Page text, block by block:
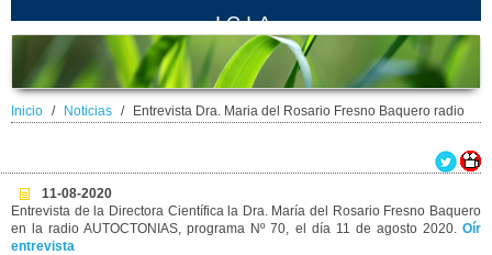
ICIA
Inicio Noticias Entrevista Dra. Maria del Rosario Fresno Baquero radio
11-08-2020
Entrevista de la Directora Científica la Dra. María del Rosario Fresno Baquero
en la radio AUTOCTONIAS, programa Nº 70, el día 11 de agosto 2020. Oír
entrevista